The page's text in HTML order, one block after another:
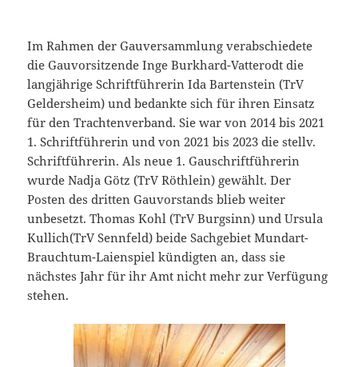
Im Rahmen der Gauversammlung verabschiedete
die Gauvorsitzende Inge Burkhard-Vatterodt die
langjährige Schriftführerin Ida Bartenstein (TrV
Geldersheim) und bedankte sich für ihren Einsatz
für den Trachtenverband. Sie war von 2014 bis 2021
1. Schriftführerin und von 2021 bis 2023 die stellv.
Schriftführerin. Als neue 1. Gauschriftführerin
wurde Nadja Götz (TrV Röthlein) gewählt. Der
Posten des dritten Gauvorstands blieb weiter
unbesetzt. Thomas Kohl (TrV Burgsinn) und Ursula
Kullich(TrV Sennfeld) beide Sachgebiet Mundart-
Brauchtum-Laienspiel kündigten an, dass sie
nächstes Jahr für ihr Amt nicht mehr zur Verfügung
stehen.